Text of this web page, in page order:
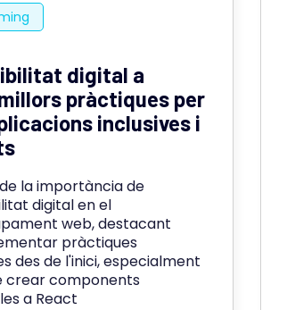
digital a
pràctiques per
inclusives i
la importància de
digital en el
web, destacant
pràctiques
des de l'inici, especialment
crear components
a React